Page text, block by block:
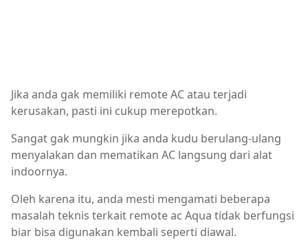
Jika anda gak memiliki remote AC atau terjadi
kerusakan, pasti ini cukup merepotkan.
Sangat gak mungkin jika anda kudu berulang-ulang
menyalakan dan mematikan AC langsung dari alat
indoornya.
Oleh karena itu, anda mesti mengamati beberapa
masalah teknis terkait remote ac Aqua tidak berfungsi
biar bisa digunakan kembali seperti diawal.